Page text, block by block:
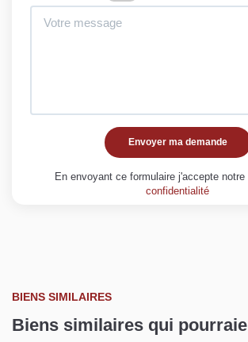
Envoyer ma demande
En envoyant ce formulaire j'accepte notre
confidentialité
BIENS SIMILAIRES
Biens similaires qui